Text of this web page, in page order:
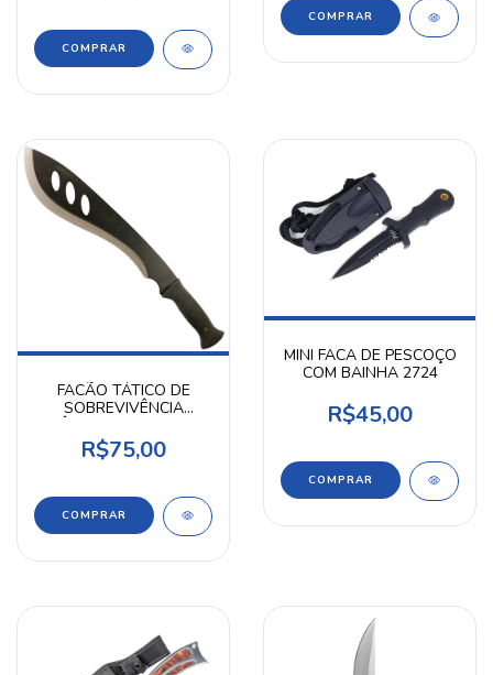
FACÃO TÁTICO DE
SOBREVIVÊNCIA
BAINHA DE NYLON KA-
SA120
R$75,00
MINI FACA DE PESCOÇO
COM BAINHA 2724
R$45,00